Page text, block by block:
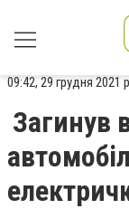
09:42, 29 грудня 2021
Загинув